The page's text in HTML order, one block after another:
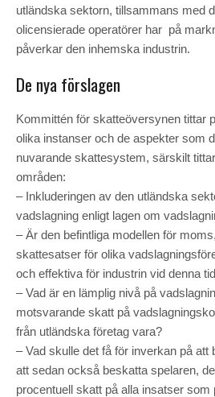
utländska sektorn, tillsammans med
olicensierade operatörer har på
påverkar den inhemska industrin.
De nya förslagen
Kommittén för skatteöversynen tittar
olika instanser och de aspekter som
nuvarande skattesystem, särskilt
områden:
– Inkluderingen av den utländska
vadslagning enligt lagen om
– Är den befintliga modellen för
skattesatser för olika
och effektiva för industrin vid denna
– Vad är en lämplig nivå på
motsvarande skatt på
från utländska företag vara?
– Vad skulle det få för inverkan på att
att sedan också beskatta spelaren,
procentuell skatt på alla insatser som